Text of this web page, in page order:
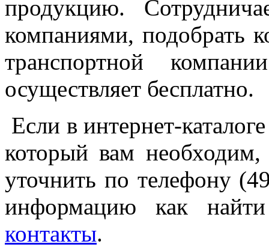
продукцию.
компаниями, подобрать
транспортной
осуществляет бесплатно.
Если в интернет-
который вам
уточнить по телефону
информацию как
контакты.